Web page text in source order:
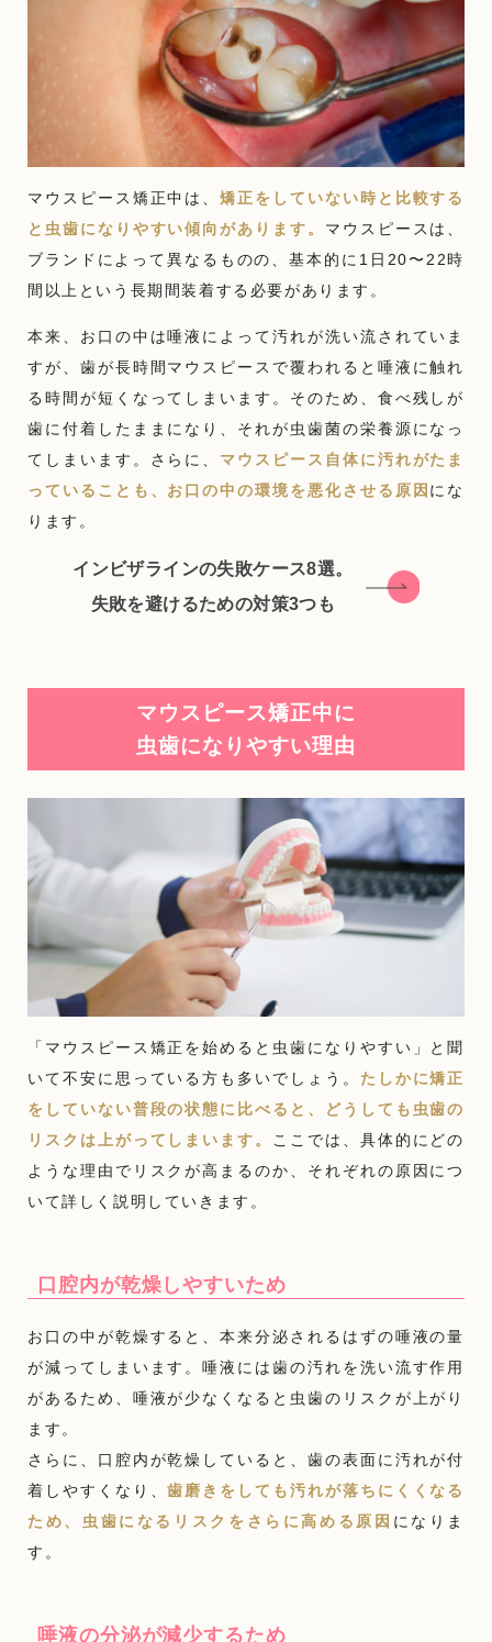
マウスピース矯正中は、矯正をしていない時と比較する
と虫歯になりやすい傾向があります。 マウスピースは、
ブランドによって異なるものの、基本的に1日20〜22時
間以上という長期間装着する必要があります。
本来、お口の中は唾液によって汚れが洗い流されていま
すが、歯が長時間マウスピースで覆われると唾液に触れ
る時間が短くなってしまいます。そのため、食べ残しが
歯に付着したままになり、それが虫歯菌の栄養源になっ
てしまいます。さらに、 マウスピース自体に汚れがたま
っていることも、お口の中の環境を悪化させる原因 にな
ります。
インビザラインの失敗ケース8選。
失敗を避けるための対策3つも
マウスピース矯正中に
虫歯になりやすい理由
「マウスピース矯正を始めると虫歯になりやすい」と聞
いて不安に思っている方も多いでしょう。 たしかに矯正
をしていない普段の状態に比べると、どうしても虫歯の
リスクは上がってしまいます。
ここでは、具体的にどの
ような理由でリスクが高まるのか、それぞれの原因につ
いて詳しく説明していきます。
口腔内が乾燥しやすいため
お口の中が乾燥すると、本来分泌されるはずの唾液の量
が減ってしまいます。唾液には歯の汚れを洗い流す作用
があるため、唾液が少なくなると虫歯のリスクが上がり
ます。
さらに、口腔内が乾燥していると、歯の表面に汚れが付
着しやすくなり、歯磨きをしても汚れが落ちにくくなる
ため、虫歯になるリスクをさらに高める原因 になりま
す。
唾液の分泌が減少するため